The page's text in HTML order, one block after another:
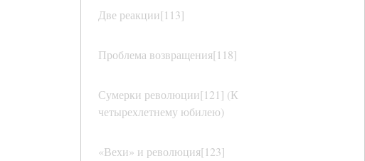
Две реакции[113]
Проблема возвращения[118]
Сумерки революции[121] (К
четырехлетнему юбилею)
«Вехи» и революция[123]